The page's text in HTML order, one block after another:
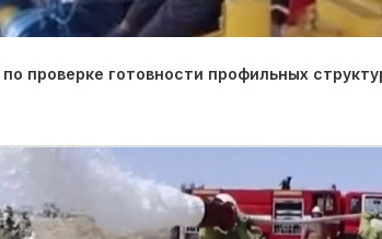
проверке готовности профильных